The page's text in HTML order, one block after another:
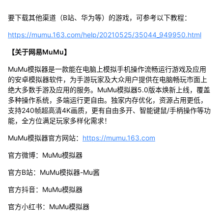
要下载其他渠道（B站、华为等）的游戏，可参考以下教程：
https://mumu.163.com/help/20210525/35044_949950.html
【关于网易MuMu】
MuMu模拟器是一款能在电脑上模拟手机操作流畅运行游戏及应用
的安卓模拟器软件，为手游玩家及大众用户提供在电脑畅玩市面上
绝大多数手游及应用的服务。MuMu模拟器5.0版本焕新上线，覆盖
多种操作系统，多端运行更自由。独家内存优化，资源占用更低，
支持240帧超高清4K画质，更有自由多开、智能键鼠/手柄操作等功
能，全方位满足玩家多样化需求！
MuMu模拟器官方网站： https://mumu.163.com
官方微博：MuMu模拟器
官方B站：MuMu模拟器-Mu酱
官方抖音：MuMu模拟器
官方小红书：MuMu模拟器